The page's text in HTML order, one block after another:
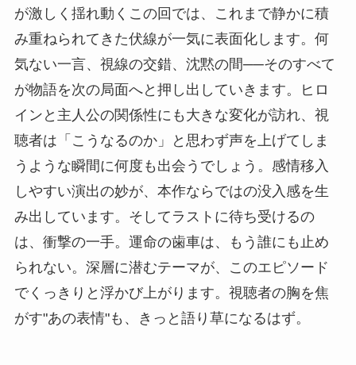
が激しく揺れ動くこの回では、これまで静かに積
み重ねられてきた伏線が一気に表面化します。何
気ない一言、視線の交錯、沈黙の間──そのすべて
が物語を次の局面へと押し出していきます。ヒロ
インと主人公の関係性にも大きな変化が訪れ、視
聴者は「こうなるのか」と思わず声を上げてしま
うような瞬間に何度も出会うでしょう。感情移入
しやすい演出の妙が、本作ならではの没入感を生
み出しています。そしてラストに待ち受けるの
は、衝撃の一手。運命の歯車は、もう誰にも止め
られない。深層に潜むテーマが、このエピソード
でくっきりと浮かび上がります。視聴者の胸を焦
がす"あの表情"も、きっと語り草になるはず。